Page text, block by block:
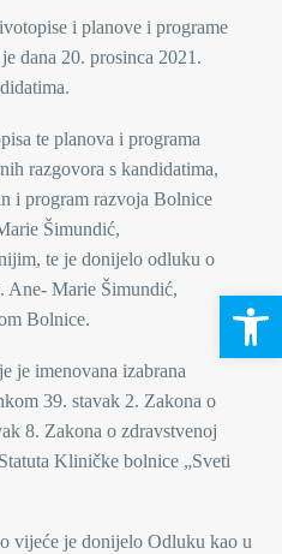
i planove i programe
dana 20. prosinca 2021.
te planova i programa
razgovora s kandidatima,
i program razvoja Bolnice
Šimundić,
te je donijelo odluku o
Ane- Marie Šimundić,
Bolnice.
je imenovana izabrana
39. stavak 2. Zakona o
8. Zakona o zdravstvenoj
Kliničke bolnice „Sveti
vijeće je donijelo Odluku kao u